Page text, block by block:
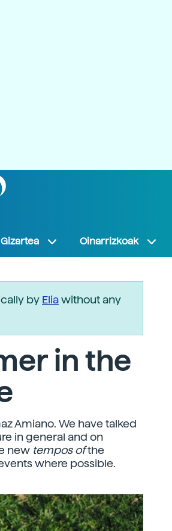
Gizartea Oinarrizkoak
by Eliawithout any
in the
Amiano. We have talked
in general and on
new tempos ofthe
where possible.